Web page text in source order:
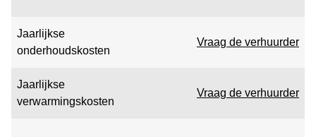
Jaarlijkse
onderhoudskosten
Vraag de verhuurder
Jaarlijkse
verwarmingskosten
Vraag de verhuurder